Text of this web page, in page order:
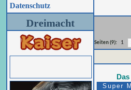
Datenschutz
Dreimacht
Seiten (9): 1
Das
Super